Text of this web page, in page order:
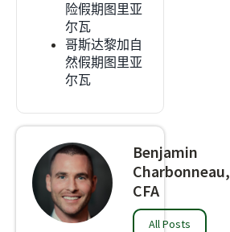
险假期图里亚
尔瓦
哥斯达黎加自
然假期图里亚
尔瓦
Benjamin
Charbonneau,
CFA
All Posts